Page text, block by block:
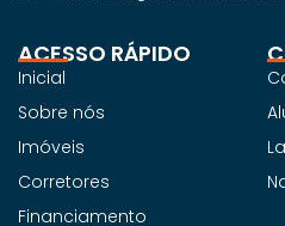
ACESSO RÁPIDO
Inicial
Sobre nós
Imóveis
Corretores
Financiamento